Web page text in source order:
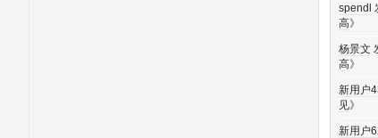
spendl
高》
杨景文
高》
新用户
见》
新用户